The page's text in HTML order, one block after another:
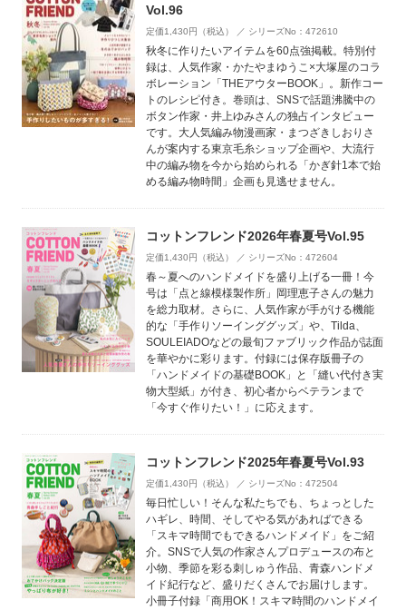
Vol.96
定価1,430円（税込） ／ シリーズNo：472610
秋冬に作りたいアイテムを60点強掲載。特別付
録は、人気作家・かたやまゆうこ×大塚屋のコラ
ボレーション「THEアウターBOOK」。新作コー
トのレシピ付き。巻頭は、SNSで話題沸騰中の
ボタン作家・井上ゆみさんの独占インタビュー
です。大人気編み物漫画家・まつざきしおりさ
んが案内する東京毛糸ショップ企画や、大流行
中の編み物を今から始められる「かぎ針1本で始
める編み物時間」企画も見逃せません。
コットンフレンド2026年春夏号Vol.95
定価1,430円（税込） ／ シリーズNo：472604
春～夏へのハンドメイドを盛り上げる一冊！今
号は「点と線模様製作所」岡理恵子さんの魅力
を総力取材。さらに、人気作家が手がける機能
的な「手作りソーインググッズ」や、Tilda、
SOULEIADOなどの最旬ファブリック作品が誌面
を華やかに彩ります。付録には保存版冊子の
「ハンドメイドの基礎BOOK」と「縫い代付き実
物大型紙」が付き、初心者からベテランまで
「今すぐ作りたい！」に応えます。
コットンフレンド2025年春夏号Vol.93
定価1,430円（税込） ／ シリーズNo：472504
毎日忙しい！そんな私たちでも、ちょっとした
ハギレ、時間、そしてやる気があればできる
「スキマ時間でもできるハンドメイド」をご紹
介。SNSで人気の作家さんプロデュースの布と
小物、季節を彩る刺しゅう作品、青森ハンドメ
イド紀行など、盛りだくさんでお届けします。
小冊子付録「商用OK！スキマ時間のハンドメイ